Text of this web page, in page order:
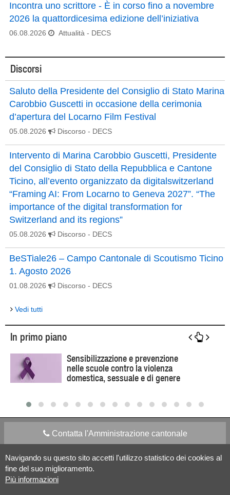
Navigando su questo sito accetti l'utilizzo statistico dei cookies al
fine del suo miglioramento.
Più informazioni
Incontra uno scrittore - È in corso fino a novembre
2026 la quattordicesima edizione dell’iniziativa
06.08.2026 Attualità - DECS
Discorsi
Saluto della Presidente del Consiglio di Stato Marina
Carobbio Guscetti in occasione della cerimonia
d’apertura del Locarno Film Festival
05.08.2026 Discorso - DECS
Intervento di Marina Carobbio Guscetti, Presidente
del Consiglio di Stato della Repubblica e Cantone
Ticino, all’evento organizzato da digitalswitzerland
“Framing AI: From Locarno to Geneva 2027”. “The
importance of the digital transformation for
Switzerland and its regions”
05.08.2026 Discorso - DECS
BeSTiale26 – Campo Cantonale di Scoutismo Ticino
1. Agosto 2026
01.08.2026 Discorso - DECS
Vedi tutti
In primo piano
Sensibilizzazione e prevenzione
nelle scuole contro la violenza
domestica, sessuale e di genere
Contatta l'Amministrazione cantonale
Apps Mobile Social media